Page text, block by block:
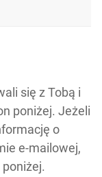
się z Tobą i
poniżej. Jeżeli
o
e-mailowej,